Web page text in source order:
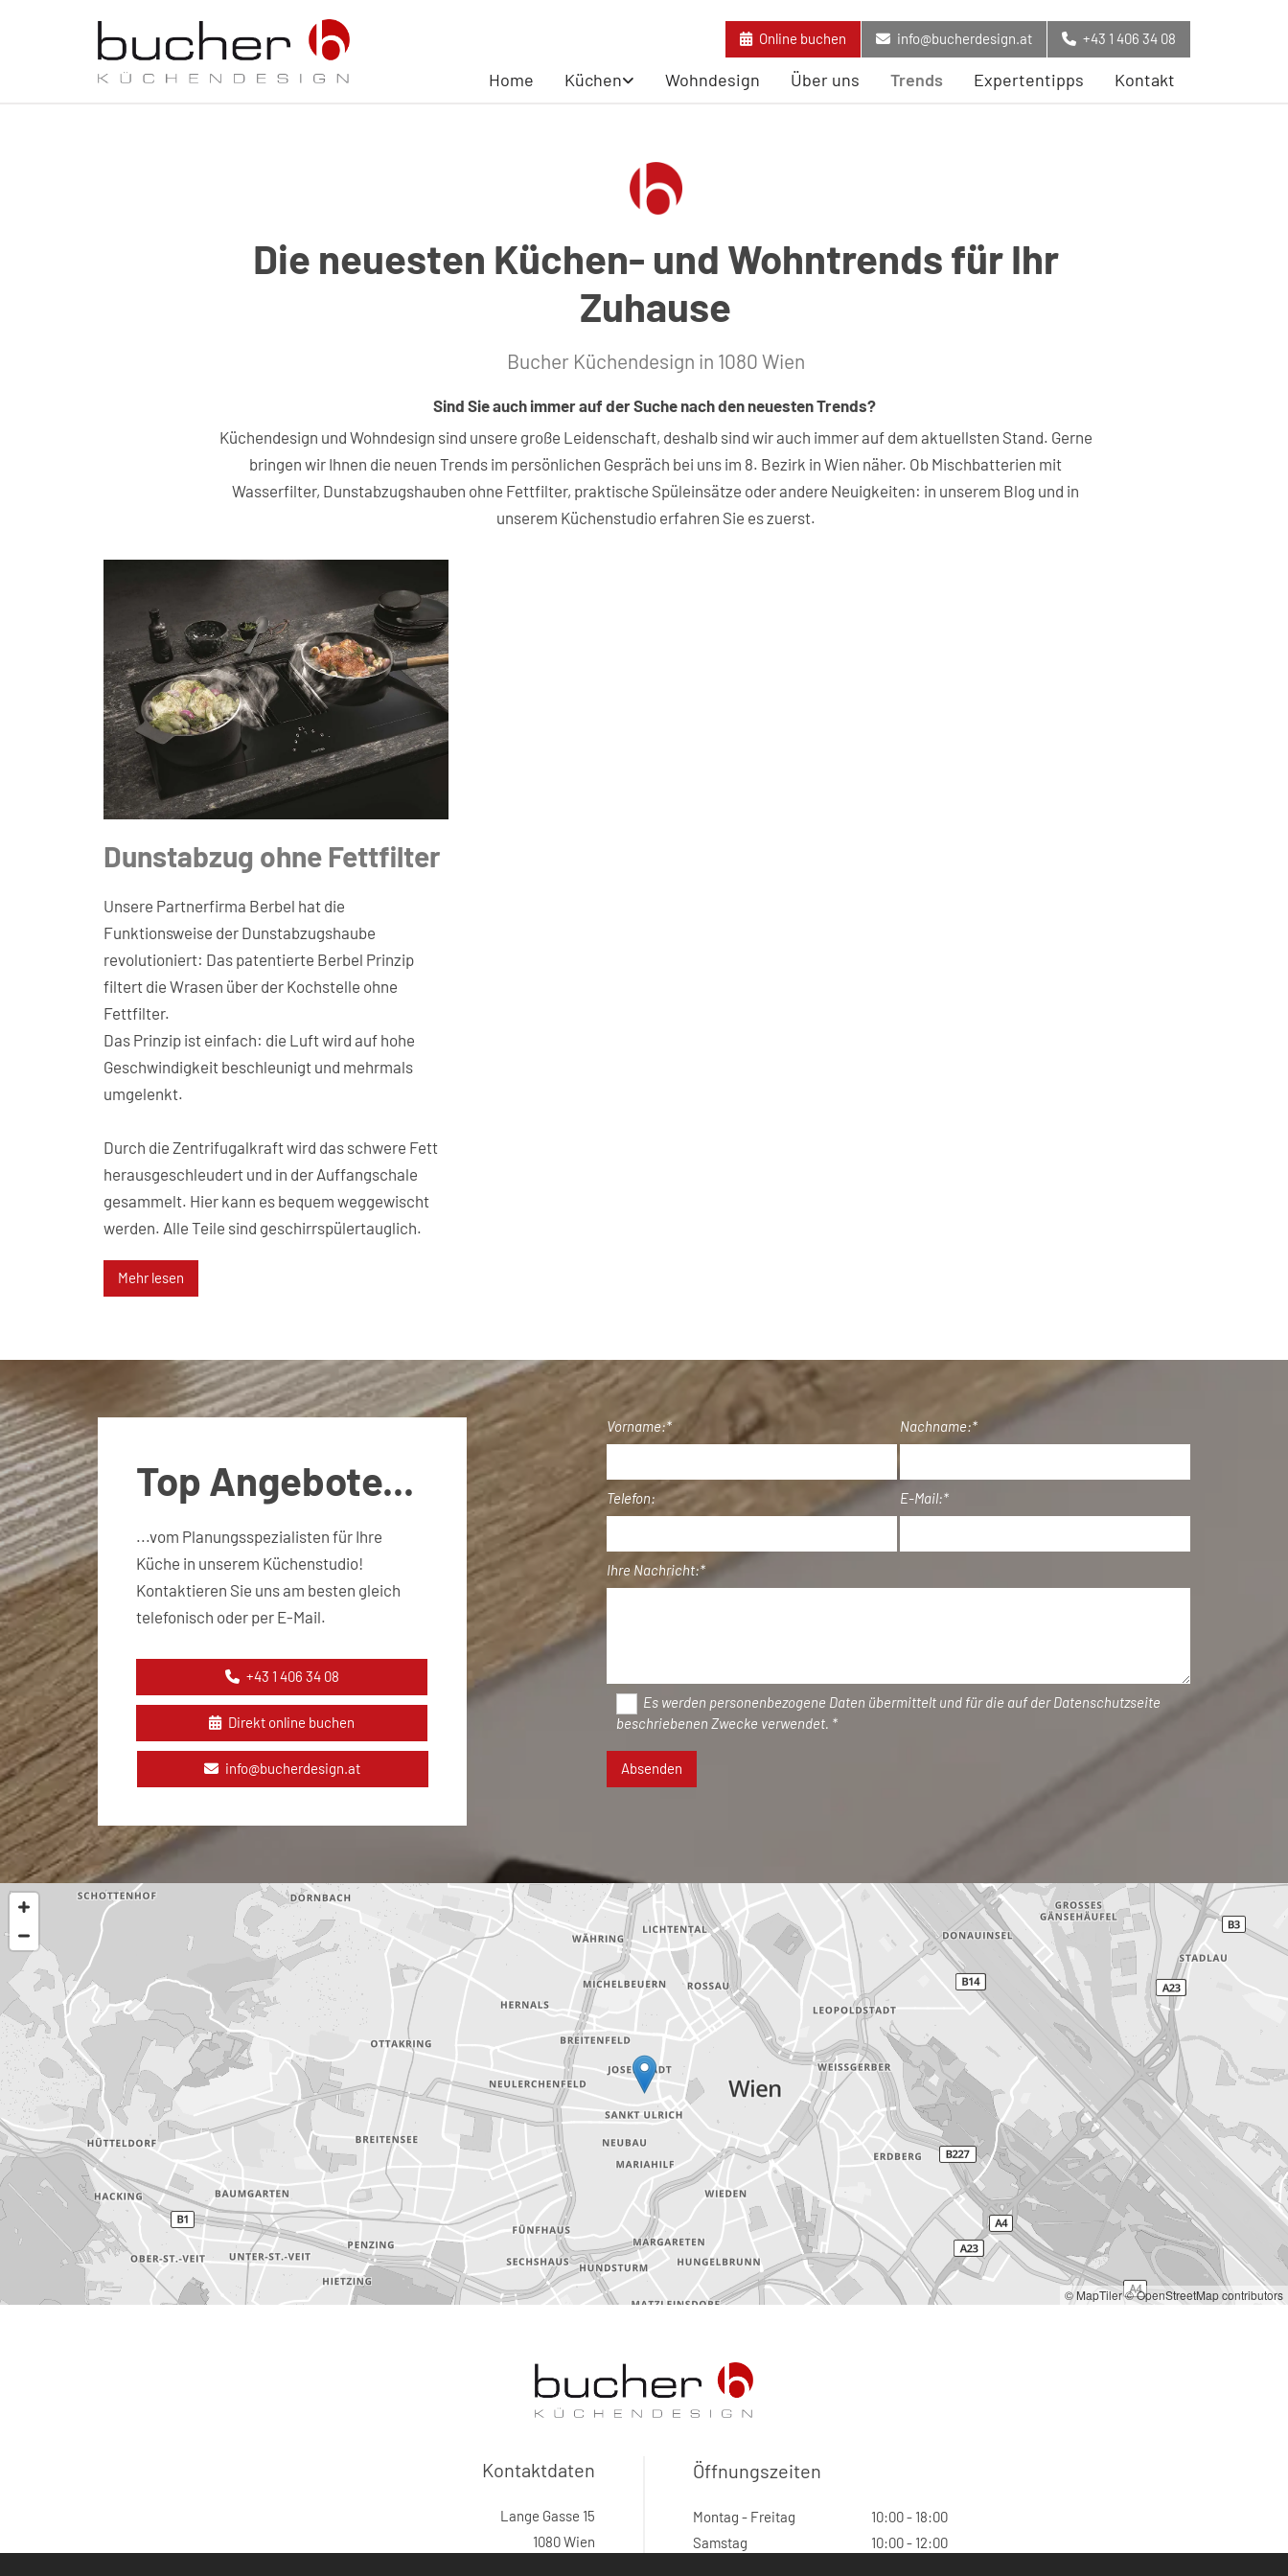
+43 1 406 34 08
info@bucherdesign.at
Online buchen
Home Küchen Wohndesign Über uns Trends Expertentipps Kontakt
Die neuesten Küchen- und Wohntrends für Ihr
Zuhause
Bucher Küchendesign in 1080 Wien
Sind Sie auch immer auf der Suche nach den neuesten Trends?
Küchendesign und Wohndesign sind unsere große Leidenschaft, deshalb sind wir auch immer auf dem aktuellsten Stand. Gerne
bringen wir Ihnen die neuen Trends im persönlichen Gespräch bei uns im 8. Bezirk in Wien näher. Ob Mischbatterien mit
Wasserfilter, Dunstabzugshauben ohne Fettfilter, praktische Spüleinsätze oder andere Neuigkeiten: in unserem Blog und in
unserem Küchenstudio erfahren Sie es zuerst.
Dunstabzug ohne Fettfilter
Unsere Partnerfirma Berbel hat die
Funktionsweise der Dunstabzugshaube
revolutioniert: Das patentierte Berbel Prinzip
filtert die Wrasen über der Kochstelle ohne
Fettfilter.
Das Prinzip ist einfach: die Luft wird auf hohe
Geschwindigkeit beschleunigt und mehrmals
umgelenkt.
Durch die Zentrifugalkraft wird das schwere Fett
herausgeschleudert und in der Auffangschale
gesammelt. Hier kann es bequem weggewischt
werden. Alle Teile sind geschirrspülertauglich.
Mehr lesen
Top Angebote...
...vom Planungsspezialisten für Ihre
Küche in unserem Küchenstudio!
Kontaktieren Sie uns am besten gleich
telefonisch oder per E-Mail.
+43 1 406 34 08
Direkt online buchen
info@bucherdesign.at
Vorname:* Nachname:*
Telefon: E-Mail:*
Ihre Nachricht:*
Es werden personenbezogene Daten übermittelt und für die auf der Datenschutzseite
beschriebenen Zwecke verwendet. *
© MapTiler© OpenStreetMap contributors
Kontaktdaten
Lange Gasse 15
1080 Wien
Öffnungszeiten
Montag - Freitag
10:00 - 18:00
Samstag
10:00 - 12:00